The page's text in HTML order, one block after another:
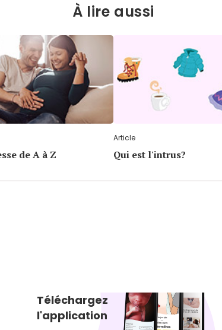
À lire aussi
de A à Z
Article
Qui est l'intrus?
Téléchargez
l'application